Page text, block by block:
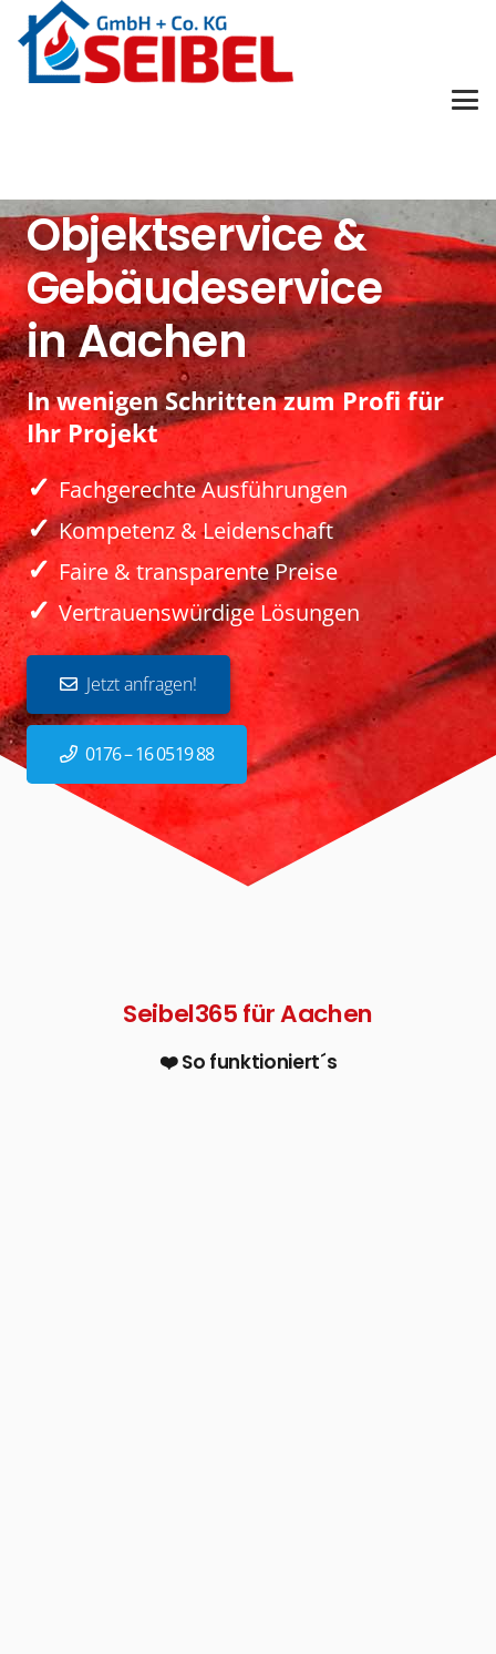
Objektservice &
Gebäudeservice
in Aachen
In wenigen Schritten zum Profi für
Ihr Projekt
✓Fachgerechte Ausführungen
✓Kompetenz & Leidenschaft
✓Faire & transparente Preise
✓ Vertrauenswürdige Lösungen
Jetzt anfragen!
0176 – 16 0519 88
Seibel365 für Aachen
❤️ So funktioniert´s